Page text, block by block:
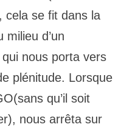
cela se fit dans la
d’un
nous porta vers
plénitude. Lorsque
qu’il soit
nous arrêta sur